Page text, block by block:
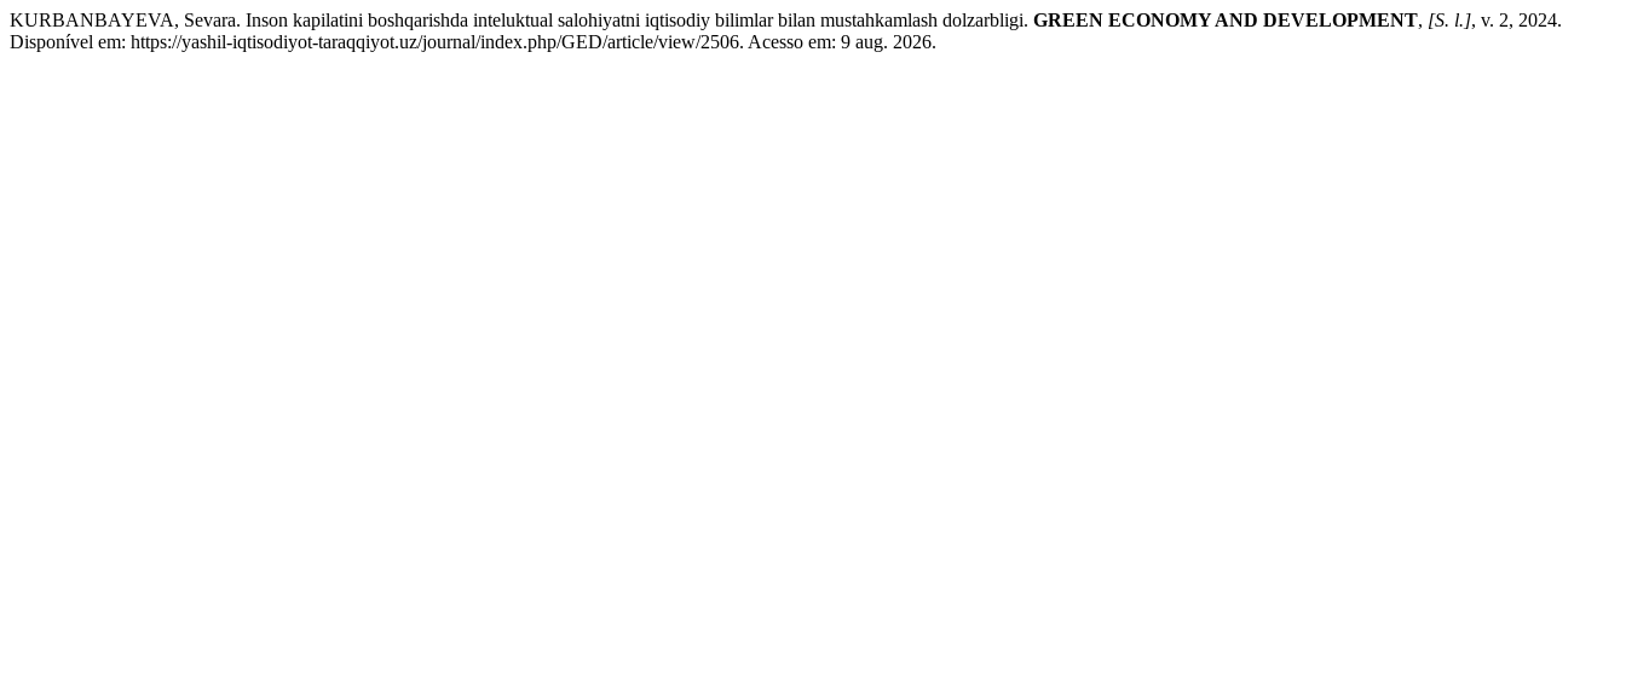
KURBANBAYEVA, Sevara. Inson kapilatini boshqarishda inteluktual salohiyatni iqtisodiy bilimlar bilan mustahkamlash dolzarbligi. GREEN ECONOMY AND DEVELOPMENT, [S. l.], v. 2, 2024.
Disponível em: https://yashil-iqtisodiyot-taraqqiyot.uz/journal/index.php/GED/article/view/2506. Acesso em: 9 aug. 2026.